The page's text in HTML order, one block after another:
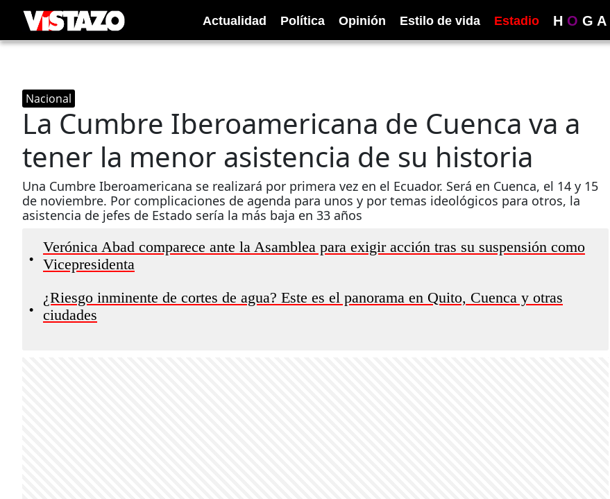
Actualidad Política Opinión Estilo de vida Estadio H O G A
Nacional
La Cumbre Iberoamericana de Cuenca va a
tener la menor asistencia de su historia
Una Cumbre Iberoamericana se realizará por primera vez en el Ecuador. Será en Cuenca, el 14 y 15
de noviembre. Por complicaciones de agenda para unos y por temas ideológicos para otros, la
asistencia de jefes de Estado sería la más baja en 33 años
•
Verónica Abad comparece ante la Asamblea para exigir acción tras su suspensión como
Vicepresidenta
•
¿Riesgo inminente de cortes de agua? Este es el panorama en Quito, Cuenca y otras
ciudades